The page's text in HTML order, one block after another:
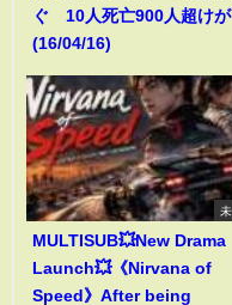
ぐ 10人死亡900人超けが
(16/04/16)
MULTISUB💥New Drama
Launch💥《Nirvana of
Speed》After being